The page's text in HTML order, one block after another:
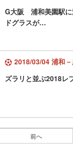
G大阪 浦和美園駅に
ドグラスが…
2018/03/04 浦和
ズラリと並ぶ2018レ
前へ